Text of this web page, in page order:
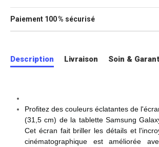
Paiement 100 % sécurisé
Description Livraison Soin &
Profitez des couleurs éclatantes de
(31,5 cm) de la tablette Samsung
Cet écran fait briller les détails et
cinématographique est améliorée